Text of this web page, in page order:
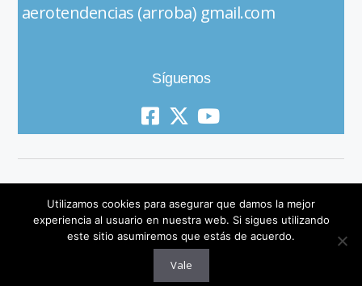
aerotendencias (arroba) gmail.com
Síguenos
© 2019 All Rights Reserved
Utilizamos cookies para asegurar que damos la mejor
experiencia al usuario en nuestra web. Si sigues utilizando
este sitio asumiremos que estás de acuerdo.
Vale